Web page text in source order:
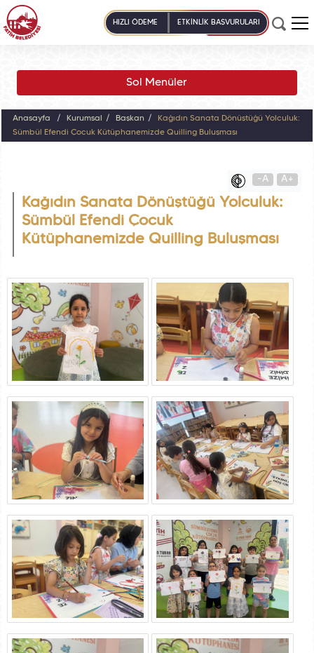
HIZLI ÖDEME ETKİNLİK BAŞVURULARI
Sol Menüler
Anasayfa Kurumsal Başkan
Kağıdın Sanata Dönüştüğü Yolculuk:
Sümbül Efendi Çocuk Kütüphanemizde Quilling Buluşması
-A A+
Kağıdın Sanata Dönüştüğü Yolculuk:
Sümbül Efendi Çocuk
Kütüphanemizde Quilling Buluşması